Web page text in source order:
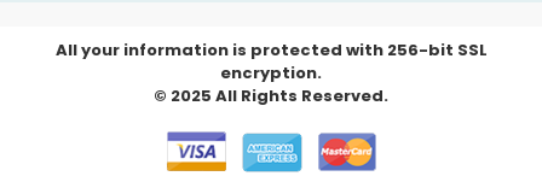
All your information is protected with 256-bit SSL
encryption.
© 2025 All Rights Reserved.